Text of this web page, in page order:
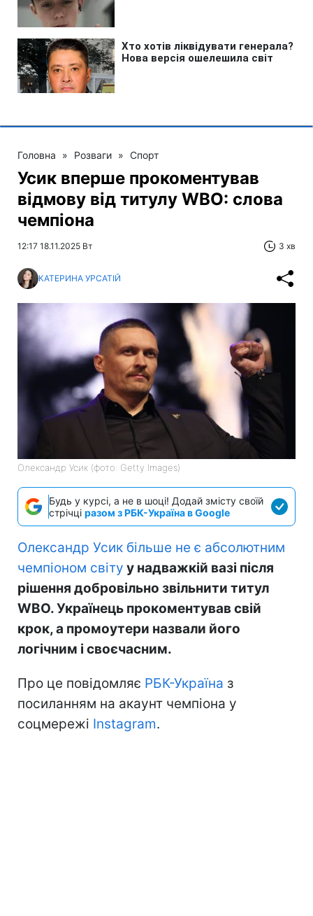
Головна » Розваги » Спорт
Усик вперше прокоментував
відмову від титулу WBO: слова
чемпіона
12:17 18.11.2025 Вт 3 хв
КАТЕРИНА УРСАТІЙ
Олександр Усик (фото: Getty Images)
Будь у курсі, а не в шоці! Додай змісту своїй
стрічці разом з РБК-Україна в Google
Олександр Усик більше не є абсолютним
чемпіоном світу у надважкій вазі після
рішення добровільно звільнити титул
WBO. Українець прокоментував свій
крок, а промоутери назвали його
логічним і своєчасним.
Про це повідомляє РБК-Україна з
посиланням на акаунт чемпіона у
соцмережі Instagram.